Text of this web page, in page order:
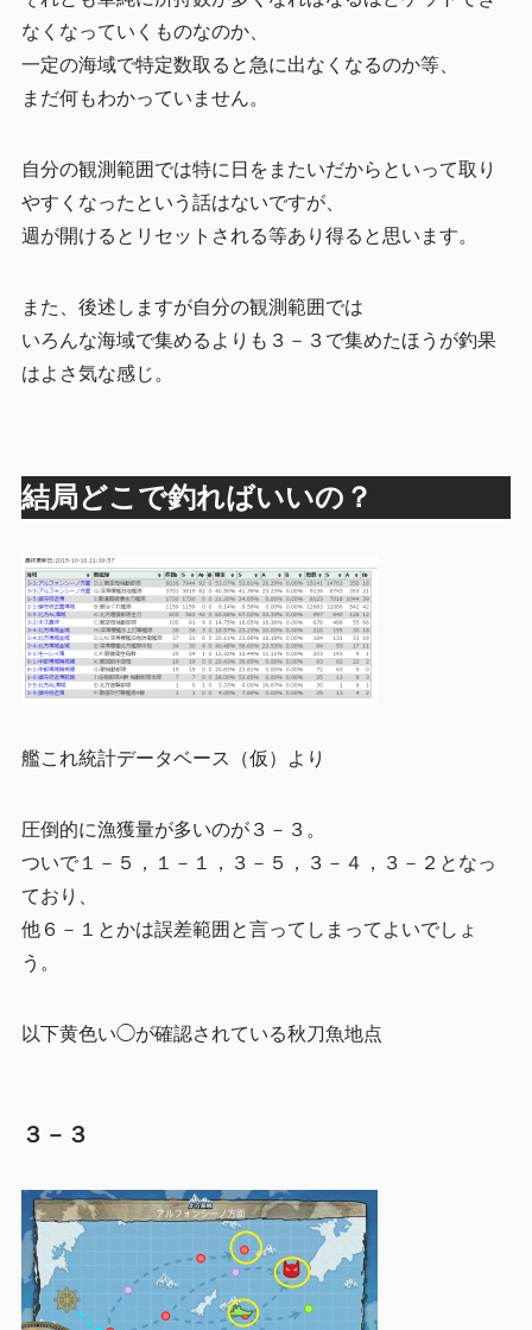
なくなっていくものなのか、
一定の海域で特定数取ると急に出なくなるのか等、
まだ何もわかっていません。
自分の観測範囲では特に日をまたいだからといって取り
やすくなったという話はないですが、
週が開けるとリセットされる等あり得ると思います。
また、後述しますが自分の観測範囲では
いろんな海域で集めるよりも３－３で集めたほうが釣果
はよさ気な感じ。
結局どこで釣ればいいの？
艦これ統計データベース（仮）より
圧倒的に漁獲量が多いのが３－３。
ついで１－５，１－１，３－５，３－４，３－２となっ
ており、
他６－１とかは誤差範囲と言ってしまってよいでしょ
う。
以下黄色い◯が確認されている秋刀魚地点
３－３